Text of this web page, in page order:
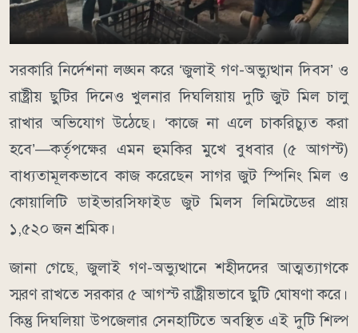
সরকারি নির্দেশনা লঙ্ঘন করে ‘জুলাই গণ-অভ্যুত্থান দিবস’ ও
রাষ্ট্রীয় ছুটির দিনেও খুলনার দিঘলিয়ায় দুটি জুট মিল চালু
রাখার অভিযোগ উঠেছে। ‘কাজে না এলে চাকরিচ্যুত করা
হবে’—কর্তৃপক্ষের এমন হুমকির মুখে বুধবার (৫ আগস্ট)
বাধ্যতামূলকভাবে কাজ করেছেন সাগর জুট স্পিনিং মিল ও
কোয়ালিটি ডাইভারসিফাইড জুট মিলস লিমিটেডের প্রায়
১,৫২০ জন শ্রমিক।
জানা গেছে, জুলাই গণ-অভ্যুত্থানে শহীদদের আত্মত্যাগকে
স্মরণ রাখতে সরকার ৫ আগস্ট রাষ্ট্রীয়ভাবে ছুটি ঘোষণা করে।
কিন্তু দিঘলিয়া উপজেলার সেনহাটিতে অবস্থিত এই দুটি শিল্প